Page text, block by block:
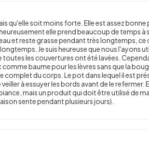
qu'elle soit moins forte. Elle est assez bonne
elle prend beaucoup de temps à
et reste grasse pendant très longtemps, ce
Je suis heureuse que nous l'ayons
toutes les couvertures ont été lavées.
baume pour les lèvres sans que la
complet du corps. Le pot dans lequel il est
à essuyer les bords avant de le refermer.
mais un produit qui doit être utilisé de
sente pendant plusieurs jours).